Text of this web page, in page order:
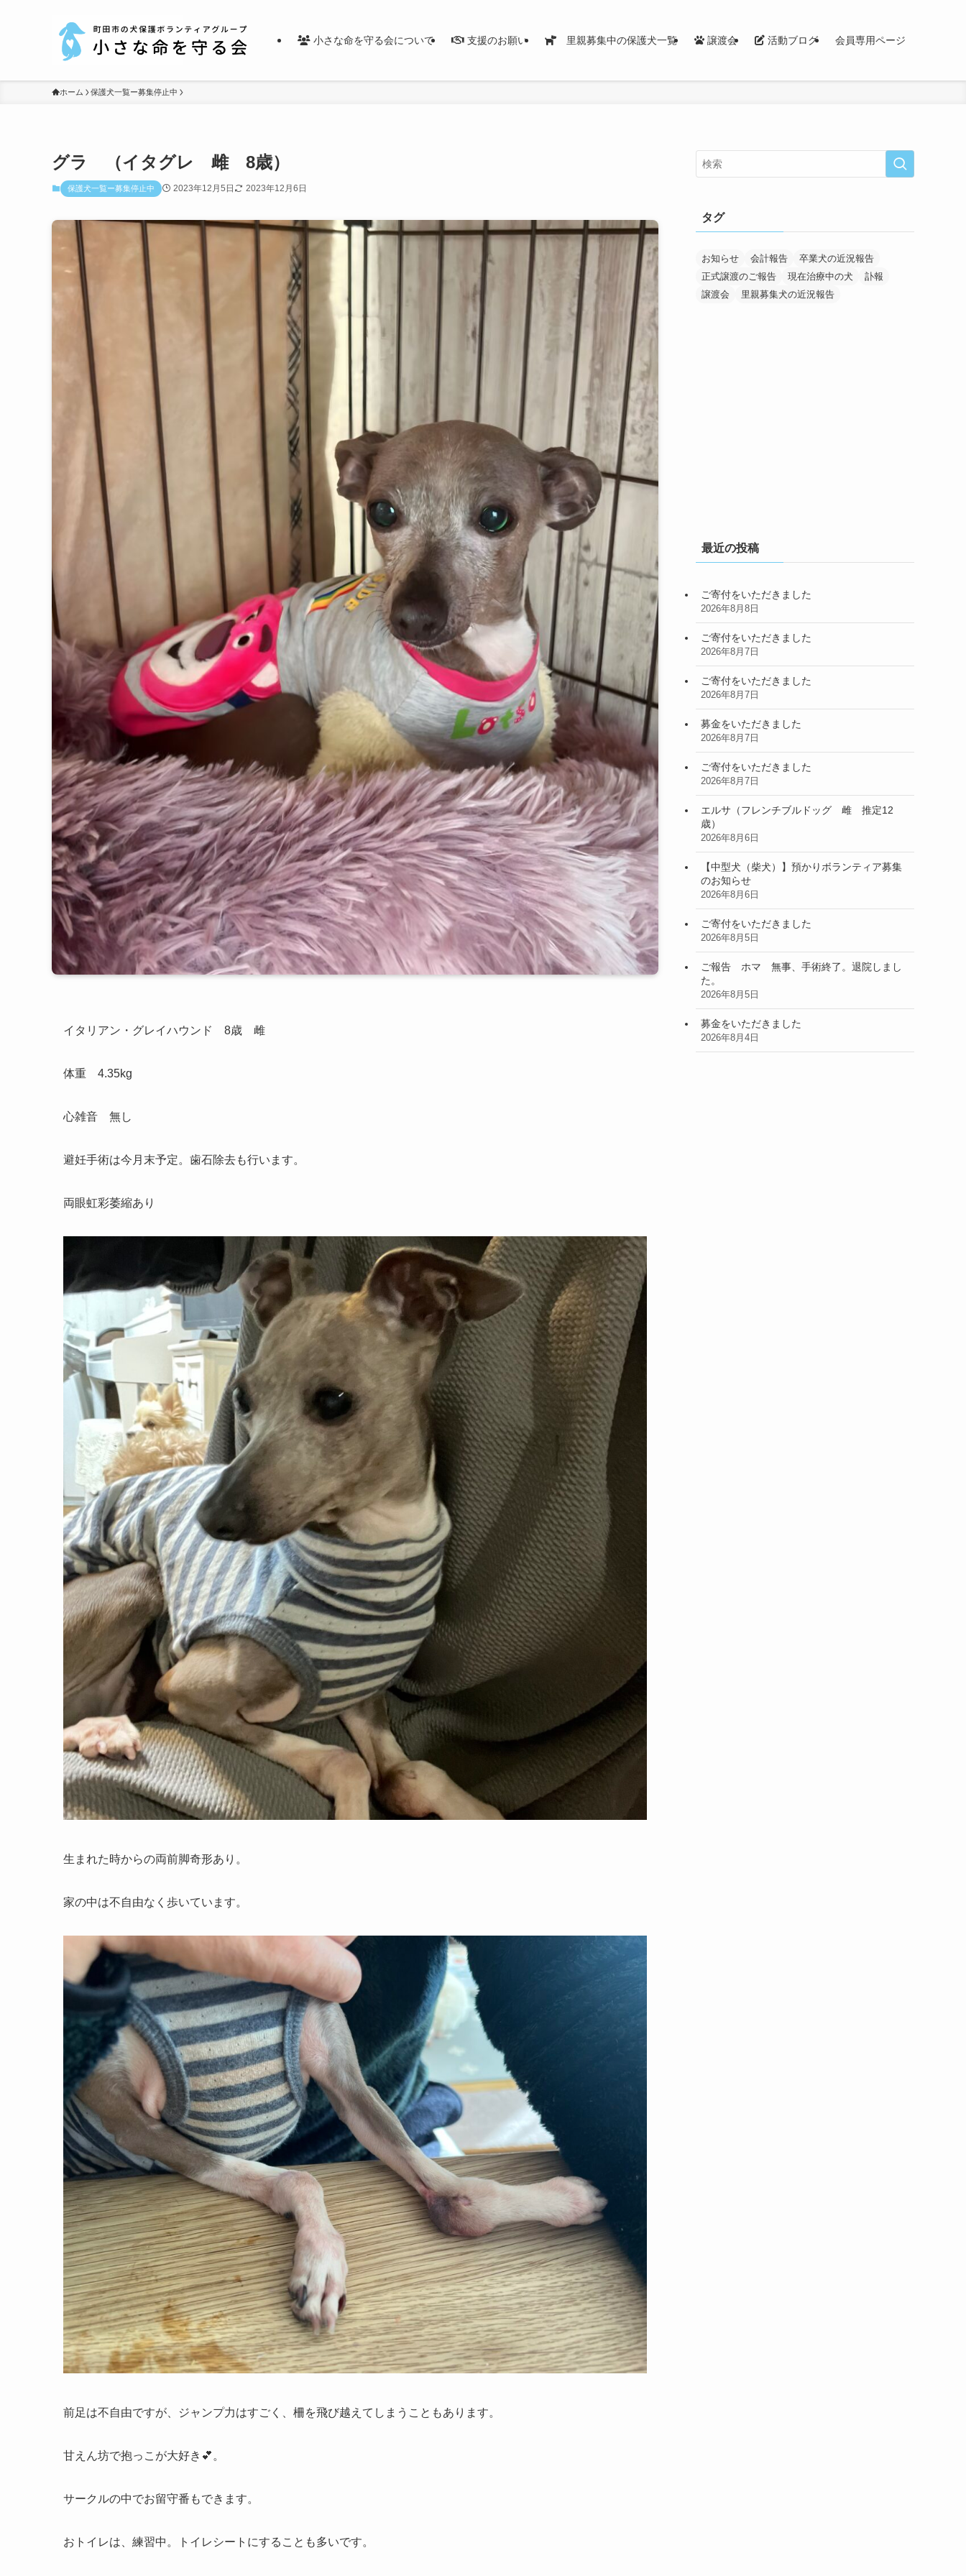
小さな命を守る会について 支援のお願い 里親募集中の保護犬一覧 譲渡会 活動ブログ 会員専用ページ
ホーム 保護犬一覧ー募集停止中
グラ （イタグレ 雌 8歳）
保護犬一覧ー募集停止中 2023年12月5日 2023年12月6日
イタリアン・グレイハウンド 8歳 雌
体重 4.35kg
心雑音 無し
避妊手術は今月末予定。歯石除去も行います。
両眼虹彩萎縮あり
生まれた時からの両前脚奇形あり。
家の中は不自由なく歩いています。
前足は不自由ですが、ジャンプ力はすごく、柵を飛び越えてしまうこともあります。
甘えん坊で抱っこが大好き💕。
サークルの中でお留守番もできます。
おトイレは、練習中。トイレシートにすることも多いです。
タグ
お知らせ 会計報告
卒業犬の近況報告
正式譲渡のご報告
現在治療中の犬
訃報
譲渡会
里親募集犬の近況報告
最近の投稿
ご寄付をいただきました
2026年8月8日
ご寄付をいただきました
2026年8月7日
ご寄付をいただきました
2026年8月7日
募金をいただきました
2026年8月7日
ご寄付をいただきました
2026年8月7日
エルサ（フレンチブルドッグ 雌 推定12
歳）
2026年8月6日
【中型犬（柴犬）】預かりボランティア募集
のお知らせ
2026年8月6日
ご寄付をいただきました
2026年8月5日
ご報告 ホマ 無事、手術終了。退院しまし
た。
2026年8月5日
募金をいただきました
2026年8月4日